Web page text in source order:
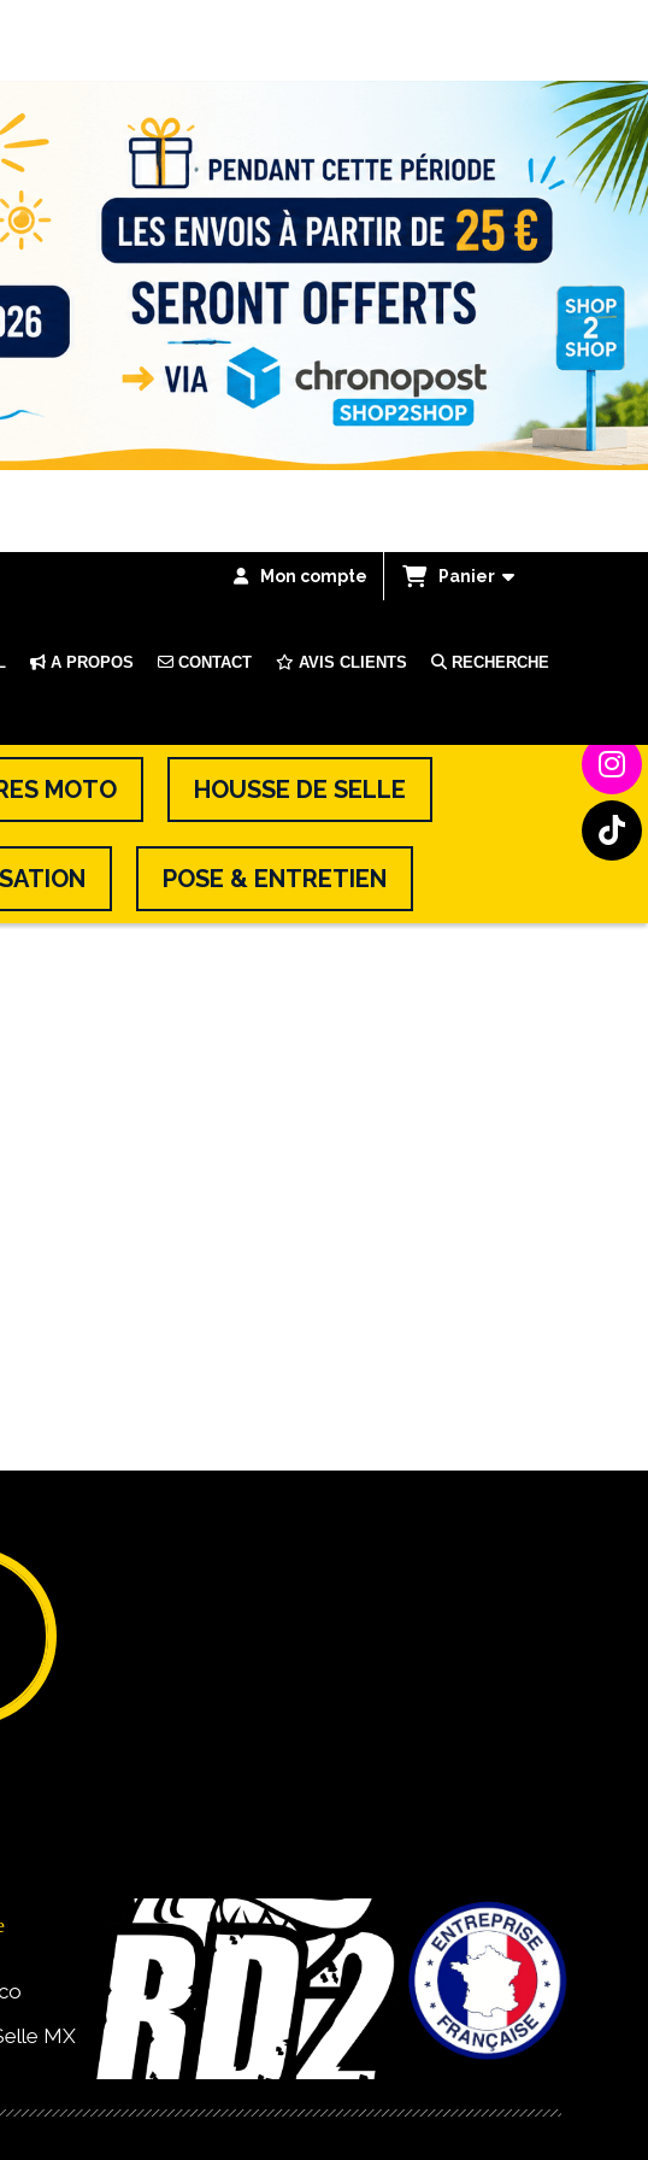
Mon compte Panier
A PROPOS CONTACT AVIS CLIENTS RECHERCHE
MOTO HOUSSE DE SELLE
POSE & ENTRETIEN
MX